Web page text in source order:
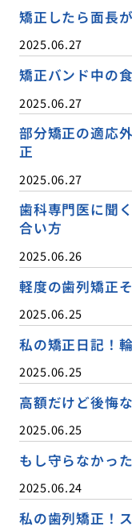
矯正したら面長
2025.06.27
矯正バンド中の
2025.06.27
部分矯正の適応
正
2025.06.27
歯科専門医に聞
合い方
2025.06.26
軽度の歯列矯正
2025.06.25
私の矯正日記！
2025.06.25
高額だけど後悔
2025.06.25
もし守らなかっ
2025.06.24
私の歯列矯正！